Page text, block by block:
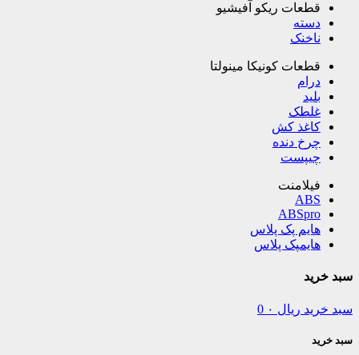
قطعات ریکو آفیشیو
دسته
ناخنک
قطعات کونیکا مینولتا
درام
بلید
غلطک
کاغذ کش
چرخ دنده
چیپست
فیلامنت
ABS
ABSpro
هایم پک پلاس
هایمپک پلاس
سبد خرید
سبد خرید ریال 0
سبد خرید